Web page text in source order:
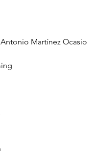
Martínez Ocasio